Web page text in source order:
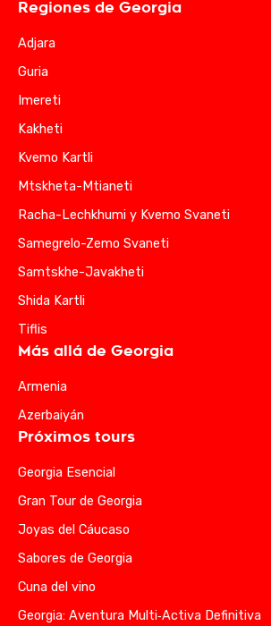
Regiones de Georgia
Adjara
Guria
Imereti
Kakheti
Kvemo Kartli
Mtskheta-Mtianeti
Racha-Lechkhumi y Kvemo Svaneti
Samegrelo-Zemo Svaneti
Samtskhe-Javakheti
Shida Kartli
Tiflis
Más allá de Georgia
Armenia
Azerbaiyán
Próximos tours
Georgia Esencial
Gran Tour de Georgia
Joyas del Cáucaso
Sabores de Georgia
Cuna del vino
Georgia: Aventura Multi‑Activa Definitiva